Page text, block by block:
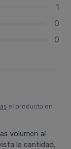
1
0
0
el producto en
volumen al
la cantidad,